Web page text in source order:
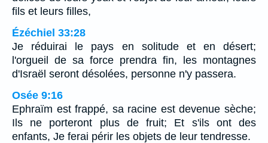
fils et leurs filles,
Ézéchiel 33:28
Je réduirai le pays en solitude et en désert;
l'orgueil de sa force prendra fin, les montagnes
d'Israël seront désolées, personne n'y passera.
Osée 9:16
Ephraïm est frappé, sa racine est devenue sèche;
Ils ne porteront plus de fruit; Et s'ils ont des
enfants, Je ferai périr les objets de leur tendresse.